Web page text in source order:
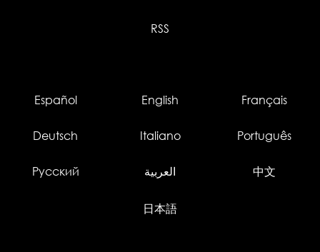
RSS
Español English Français
Deutsch Italiano Português
Русский العربية 中文
日本語